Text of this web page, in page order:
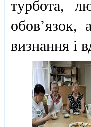
турбота,
обов’язок,
визнання і